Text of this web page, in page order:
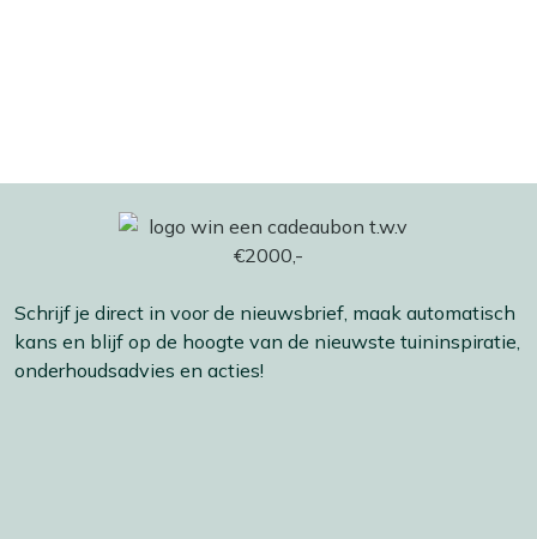
Schrijf je direct in voor de nieuwsbrief, maak automatisch
kans en blijf op de hoogte van de nieuwste tuininspiratie,
onderhoudsadvies en acties!